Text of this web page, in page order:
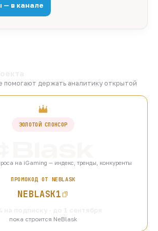
— в канале
помогают держать аналитику открытой
ЗОЛОТОЙ СПОНСОР
на iGaming — индекс, тренды, конкуренты
ПРОМОКОД ОТ NEBLASK
NEBLASK1
пока строится NeBlask